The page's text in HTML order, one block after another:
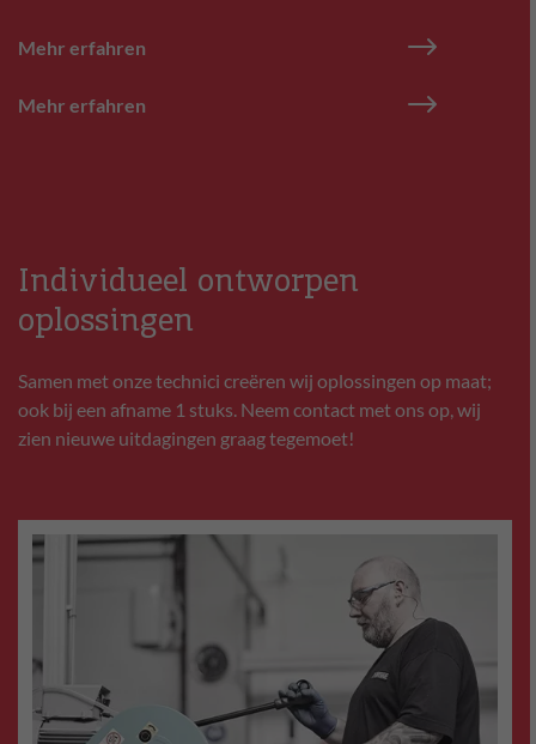
Mehr erfahren
Mehr erfahren
Individueel ontworpen
oplossingen
Samen met onze technici creëren wij oplossingen op maat;
ook bij een afname 1 stuks. Neem contact met ons op, wij
zien nieuwe uitdagingen graag tegemoet!